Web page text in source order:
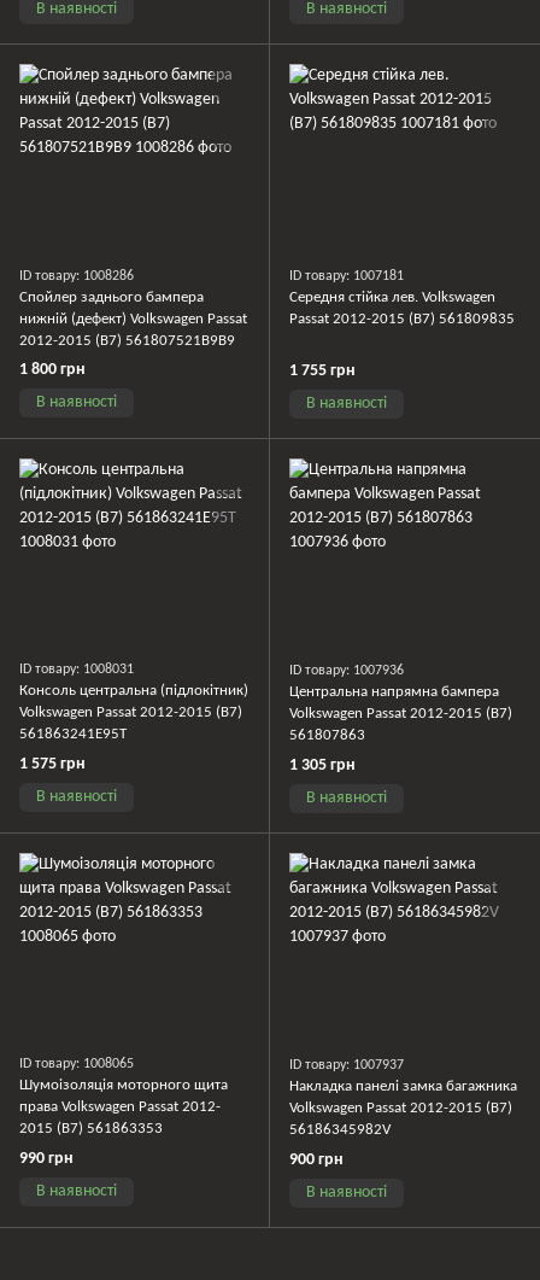
В наявності В наявності
ID товару: 1008286
Спойлер заднього бампера
нижній (дефект) Volkswagen Passat
2012-2015 (B7) 561807521B9B9
1 800 грн
В наявності
ID товару: 1007181
Середня стійка лев. Volkswagen
Passat 2012-2015 (B7) 561809835
1 755 грн
В наявності
ID товару: 1008031
Консоль центральна (підлокітник)
Volkswagen Passat 2012-2015 (B7)
561863241E95T
1 575 грн
В наявності
ID товару: 1007936
Центральна напрямна бампера
Volkswagen Passat 2012-2015 (B7)
561807863
1 305 грн
В наявності
ID товару: 1008065
Шумоізоляція моторного щита
права Volkswagen Passat 2012-
2015 (B7) 561863353
990 грн
В наявності
ID товару: 1007937
Накладка панелі замка багажника
Volkswagen Passat 2012-2015 (B7)
56186345982V
900 грн
В наявності